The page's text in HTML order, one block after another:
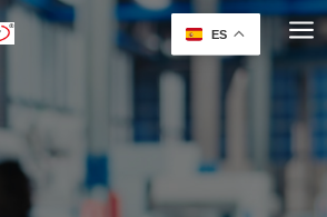
a
ES